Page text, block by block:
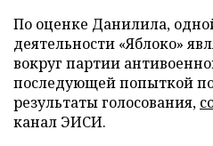
По оценке Данилила,
деятельности «Яблоко»
вокруг партии
последующей попыткой
результаты голосования,
канал ЭИСИ.